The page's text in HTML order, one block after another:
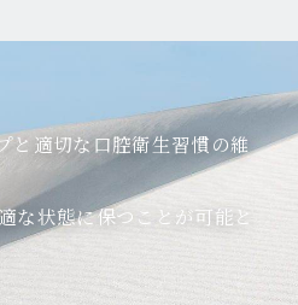
と適切な口腔衛生習慣の維
な状態に保つことが可能と